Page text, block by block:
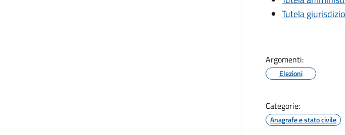
Tutela
Argomenti:
Elezioni
Categorie:
Anagrafe e stato civile